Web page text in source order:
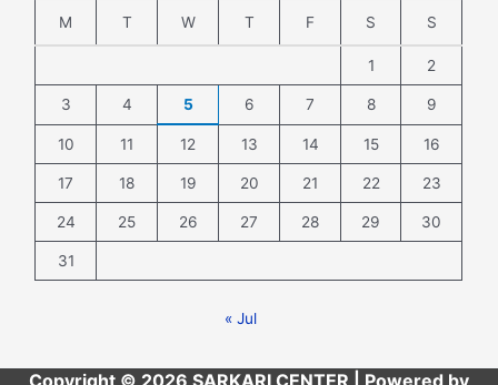
M T W T F S S
1 2
3 4 5 6 7 8 9
10 11 12 13 14 15 16
17 18 19 20 21 22 23
24 25 26 27 28 29 30
31
« Jul